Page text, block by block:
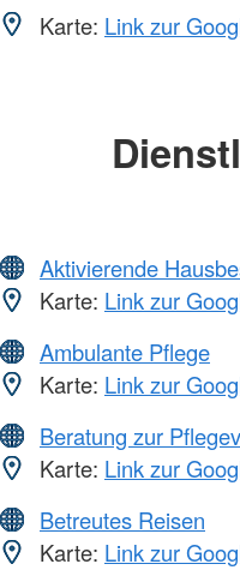
Karte: Link zur
Aktivierende
Karte: Link zur
Ambulante Pflege
Karte: Link zur
Beratung zur
Karte: Link zur
Betreutes Reisen
Karte: Link zur